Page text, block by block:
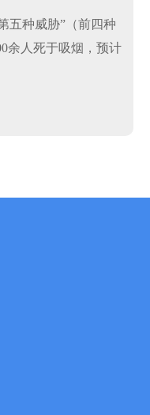
五种威胁”（前四种
余人死于吸烟，预计